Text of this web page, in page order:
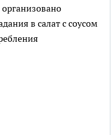
в салат с соусом